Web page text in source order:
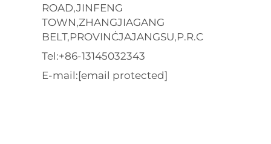
ROAD,JINFENG
TOWN,ZHANGJIAGANG
BELT,PROVINĊJAJANGSU,P.R.C
Tel:+86-13145032343
E-mail:[email protected]